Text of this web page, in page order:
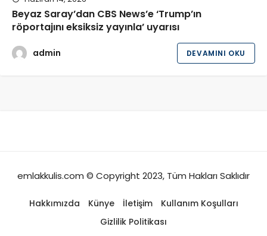
Beyaz Saray’dan CBS News’e ‘Trump’ın
röportajını eksiksiz yayınla’ uyarısı
admin DEVAMINI OKU
emlakkulis.com © Copyright 2023, Tüm Hakları Saklıdır
Hakkımızda Künye İletişim
Kullanım Koşulları
Gizlilik Politikası